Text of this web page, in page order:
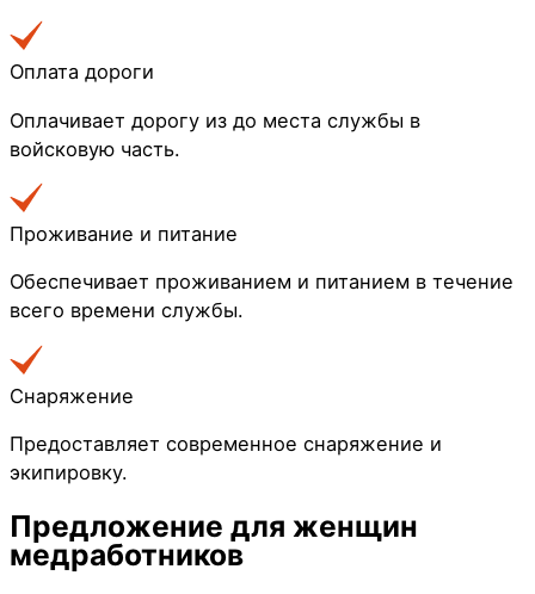
Оплата дороги
Оплачивает дорогу из до места службы в
войсковую часть.
Проживание и питание
Обеспечивает проживанием и питанием в течение
всего времени службы.
Снаряжение
Предоставляет современное снаряжение и
экипировку.
Предложение для женщин
медработников